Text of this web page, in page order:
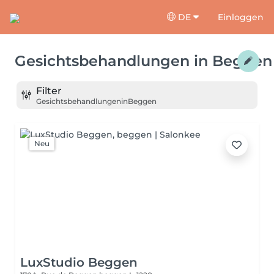
DE Einloggen
Gesichtsbehandlungen in Beggen
Filter
GesichtsbehandlungeninBeggen
Neu
LuxStudio Beggen